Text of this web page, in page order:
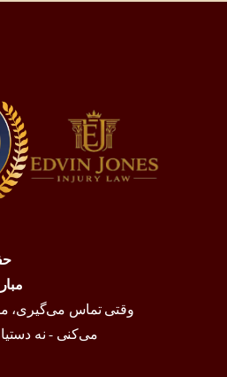
وقتی تماس می‌گیری،
می‌کنی - نه